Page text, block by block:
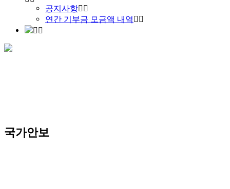
공지사항
연간 기부금 모금액 내역
국가안보